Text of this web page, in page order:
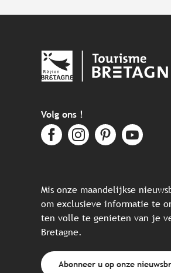
Volg ons !
Mis onze maandelijkse
om exclusieve informatie te
ten volle te genieten van je
Bretagne.
Abonneer u op onze